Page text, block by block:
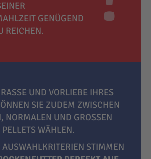
GENÜGEND
REICHEN.
UND VORLIEBE IHRES
SIE ZUDEM ZWISCHEN
NORMALEN UND GROSSEN P
ELLETS WÄHLEN.
AUSWAHLKRITERIEN STIMMEN